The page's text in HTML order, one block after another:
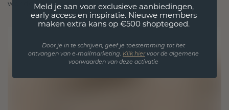
worden gedragen en gekoesterd.
Meld je aan voor exclusieve aanbiedingen,
early access en inspiratie. Nieuwe members
maken extra kans op €500 shoptegoed.
Door je in te schrijven, geef je toestemming tot het
ontvangen van e-mailmarketing. Klik hiervoor de algemene
voorwaarden van deze activatie